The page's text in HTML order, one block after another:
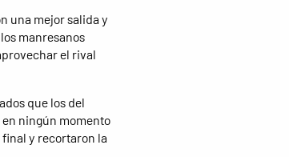
una mejor salida y
manresanos
el rival
que los del
ningún momento
final y recortaron la